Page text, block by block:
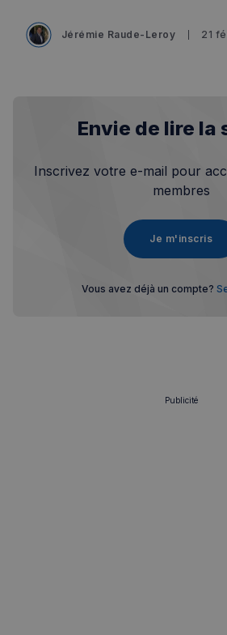
Jérémie Raude-Leroy 21
Envie de lire la
Inscrivez votre e-mail pour
membres
Je m'inscris
Vous avez déjà un compte?
Publicité